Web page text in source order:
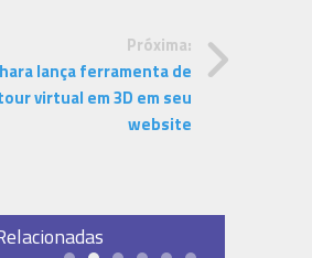
Próxima:
lança ferramenta de
virtual em 3D em seu
website